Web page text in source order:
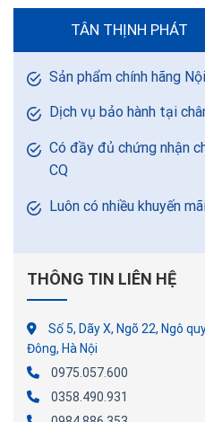
TÂN THỊNH PHÁT
Sản phẩm chính hãng
Dịch vụ bảo hành tại
Có đầy đủ chứng nhận
CQ
Luôn có nhiều khuyến
THÔNG TIN LIÊN HỆ
Số 5, Dãy X, Ngõ 22, Ngô
Đông, Hà Nội
0975.057.600
0358.490.931